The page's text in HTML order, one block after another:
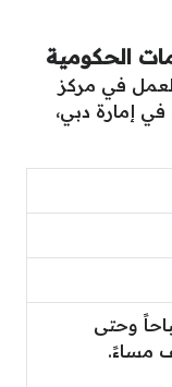
الحكومية
في مركز
في إمارة دبي،
وحتى
مساءً.